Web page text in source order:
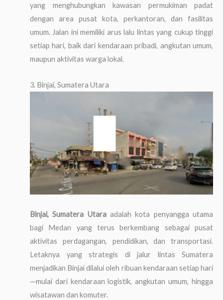
yang menghubungkan kawasan permukiman padat
dengan area pusat kota, perkantoran, dan fasilitas
umum. Jalan ini memiliki arus lalu lintas yang cukup tinggi
setiap hari, baik dari kendaraan pribadi, angkutan umum,
maupun aktivitas warga lokal.
3. Binjai, Sumatera Utara
Binjai, Sumatera Utaraadalah kota penyangga utama
bagi Medan yang terus berkembang sebagai pusat
aktivitas perdagangan, pendidikan, dan transportasi.
Letaknya yang strategis di jalur lintas Sumatera
menjadikan Binjai dilalui oleh ribuan kendaraan setiap hari
—mulai dari kendaraan logistik, angkutan umum, hingga
wisatawan dan komuter.